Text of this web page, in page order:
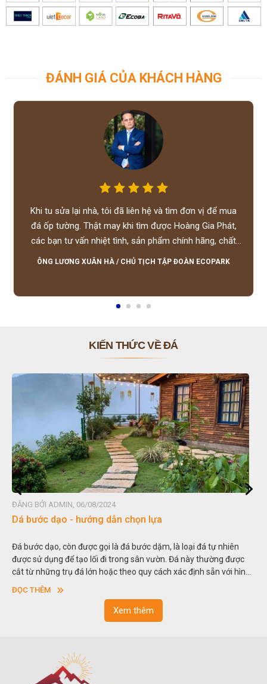
ĐÁNH GIÁ CỦA KHÁCH HÀNG
Khi tu sửa lại nhà, tôi đã liên hệ và tìm đơn vị để mua
đá ốp tường. Thật may khi tìm được Hoàng Gia Phát,
các bạn tư vấn nhiệt tình, sản phẩm chính hãng, chất
lượng tốt, giá hợp lý, hỗ trợ tận tình.
ÔNG LƯƠNG XUÂN HÀ / CHỦ TỊCH TẬP ĐOÀN ECOPARK
KIẾN THỨC VỀ ĐÁ
ĐĂNG BỞI ADMIN, 06/08/2024
Dá bước dạo - hướng dẫn chọn lựa
Đá bước dạo, còn được gọi là đá bước dặm, là loại đá tự nhiên
được sử dụng để tạo lối đi trong sân vườn. Đá này thường được
cắt từ những trụ đá lớn hoặc theo quy cách xác định sẵn với hình
vuông hoặc hình chữ nhật và có độ dày khác nhau.
ĐỌC THÊM
Xem thêm